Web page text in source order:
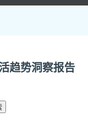
趋势洞察报告